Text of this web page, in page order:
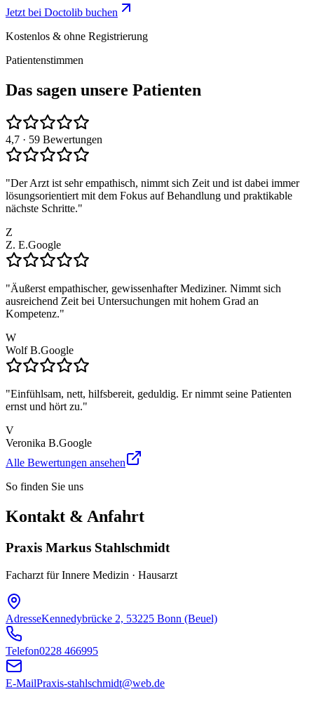
Jetzt bei Doctolib buchen
Kostenlos & ohne Registrierung
Patientenstimmen
Das sagen unsere Patienten
4,7 · 59 Bewertungen
"Der Arzt ist sehr empathisch, nimmt sich Zeit und ist dabei immer
lösungsorientiert mit dem Fokus auf Behandlung und praktikable
nächste Schritte."
Z
Z. E.Google
"Äußerst empathischer, gewissenhafter Mediziner. Nimmt sich
ausreichend Zeit bei Untersuchungen mit hohem Grad an
Kompetenz."
W
Wolf B.Google
"Einfühlsam, nett, hilfsbereit, geduldig. Er nimmt seine Patienten
ernst und hört zu."
V
Veronika B.Google
Alle Bewertungen ansehen
So finden Sie uns
Kontakt & Anfahrt
Praxis Markus Stahlschmidt
Facharzt für Innere Medizin · Hausarzt
AdresseKennedybrücke 2, 53225 Bonn (Beuel)
Telefon0228 466995
E-MailPraxis-stahlschmidt@web.de